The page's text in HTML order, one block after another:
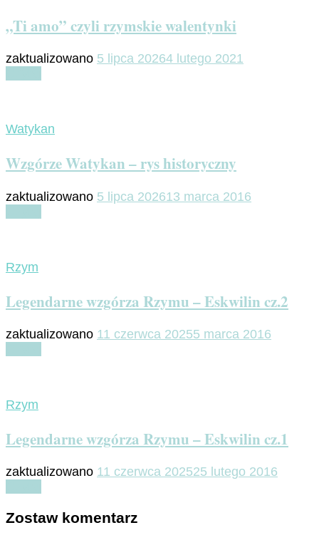
„Ti amo” czyli rzymskie walentynki
zaktualizowano 5 lipca 20264 lutego 2021
Watykan
Wzgórze Watykan – rys historyczny
zaktualizowano 5 lipca 202613 marca 2016
Rzym
Legendarne wzgórza Rzymu – Eskwilin cz.2
zaktualizowano 11 czerwca 20255 marca 2016
Rzym
Legendarne wzgórza Rzymu – Eskwilin cz.1
zaktualizowano 11 czerwca 202525 lutego 2016
Zostaw komentarz